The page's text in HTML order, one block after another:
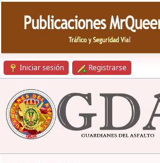
Iniciar sesión Registrarse